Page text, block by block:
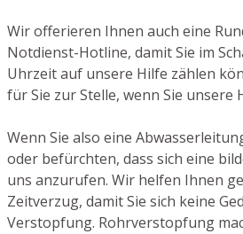
Wir offerieren Ihnen auch eine
Notdienst-Hotline, damit Sie im
Uhrzeit auf unsere Hilfe zählen
für Sie zur Stelle, wenn Sie unsere
Wenn Sie also eine
oder befürchten, dass sich eine
uns anzurufen. Wir helfen Ihnen
Zeitverzug, damit Sie sich keine
Verstopfung. Rohrverstopfung